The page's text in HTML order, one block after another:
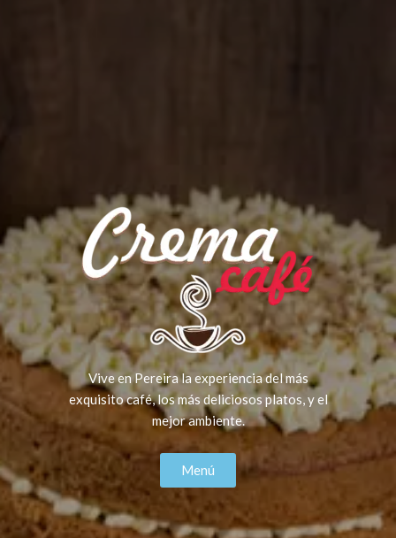
Vive en Pereira la experiencia del más
exquisito café, los más deliciosos platos, y el
mejor ambiente.
Menú